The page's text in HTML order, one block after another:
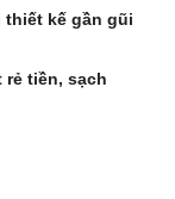
kế gần gũi
tiền, sạch